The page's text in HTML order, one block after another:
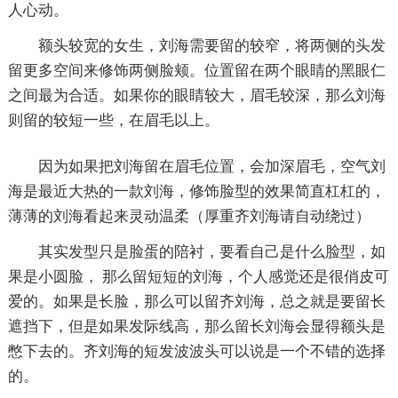
人心动。
额头较宽的女生，刘海需要留的较窄，将两侧的头发
留更多空间来修饰两侧脸颊。位置留在两个眼睛的黑眼仁
之间最为合适。如果你的眼睛较大，眉毛较深，那么刘海
则留的较短一些，在眉毛以上。
因为如果把刘海留在眉毛位置，会加深眉毛，空气刘
海是最近大热的一款刘海，修饰脸型的效果简直杠杠的，
薄薄的刘海看起来灵动温柔（厚重齐刘海请自动绕过）
其实发型只是脸蛋的陪衬，要看自己是什么脸型，如
果是小圆脸， 那么留短短的刘海，个人感觉还是很俏皮可
爱的。如果是长脸，那么可以留齐刘海，总之就是要留长
遮挡下，但是如果发际线高，那么留长刘海会显得额头是
憋下去的。齐刘海的短发波波头可以说是一个不错的选择
的。